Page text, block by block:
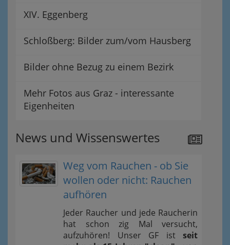
XIV. Eggenberg
Schloßberg: Bilder zum/vom Hausberg
Bilder ohne Bezug zu einem Bezirk
Mehr Fotos aus Graz - interessante
Eigenheiten
News und Wissenswertes
Weg vom Rauchen - ob Sie
wollen oder nicht: Rauchen
aufhören
Jeder Raucher und jede Raucherin
hat schon zig Mal versucht,
aufzuhören! Unser GF ist seit